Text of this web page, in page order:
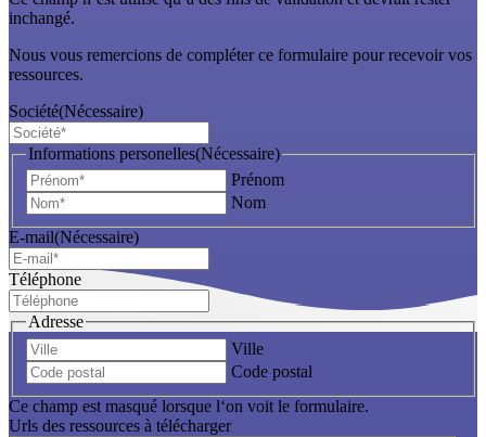
inchangé.
Nous vous remercions de compléter ce formulaire pour recevoir vos
ressources.
Société(Nécessaire)
Informations personelles(Nécessaire)
Prénom
Nom
E-mail(Nécessaire)
Téléphone
Adresse
Ville
Code postal
Ce champ est masqué lorsque l‘on voit le formulaire.
Urls des ressources à télécharger